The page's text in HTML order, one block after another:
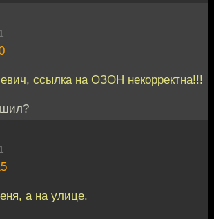
ссылка на ОЗОН некорректна!!!
а на улице.